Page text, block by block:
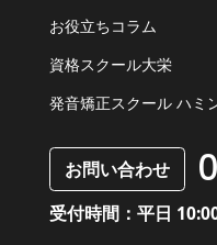
お役立ちコラム
資格スクール大栄
発音矯正スクール ハミ
お問い合わせ
受付時間：平日